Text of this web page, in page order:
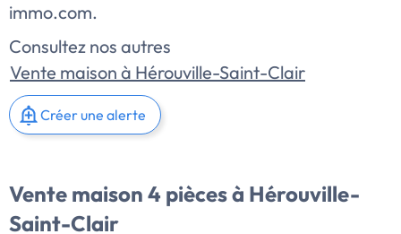
immo.com.
Consultez nos autres
Vente maison à Hérouville-Saint-Clair
Créer une alerte
Vente maison 4 pièces à Hérouville-
Saint-Clair